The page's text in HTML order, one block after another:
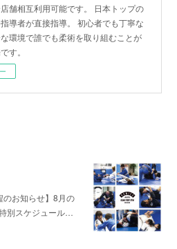
舗相互利用可能です。 日本トップの
導者が直接指導。 初心者でも丁寧な
環境で誰でも柔術を取り組むことが
す。
のお知らせ】8月の
別スケジュール…